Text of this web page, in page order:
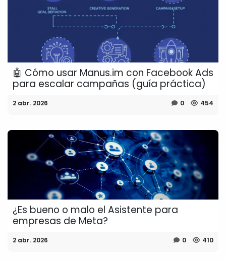
🤖 Cómo usar Manus.im con Facebook Ads
para escalar campañas (guía práctica)
2 abr. 2026 0 454
¿Es bueno o malo el Asistente para
empresas de Meta?
2 abr. 2026 0 410